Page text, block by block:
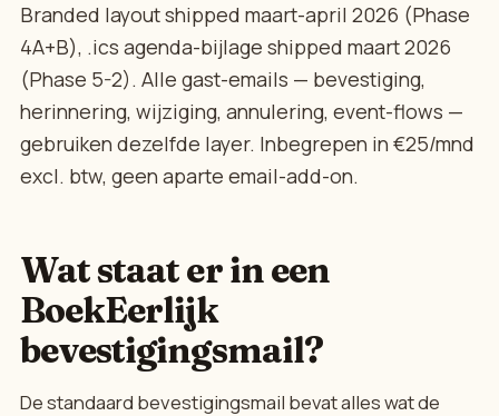
Branded layout shipped maart-april 2026 (Phase
4A+B), .ics agenda-bijlage shipped maart 2026
(Phase 5-2). Alle gast-emails — bevestiging,
herinnering, wijziging, annulering, event-flows —
gebruiken dezelfde layer. Inbegrepen in €25/mnd
excl. btw, geen aparte email-add-on.
Wat staat er in een
BoekEerlijk
bevestigingsmail?
De standaard bevestigingsmail bevat alles wat de